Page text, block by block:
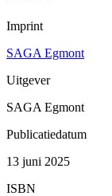
Imprint
SAGA Egmont
Uitgever
SAGA Egmont
Publicatiedatum
13 juni 2025
ISBN